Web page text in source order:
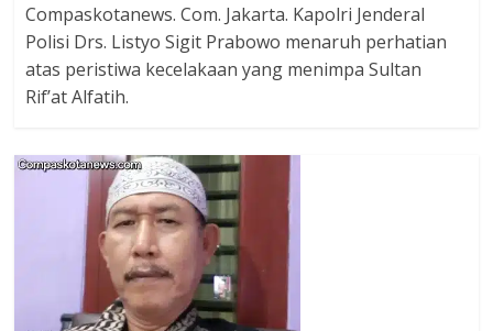
Compaskotanews. Com. Jakarta. Kapolri Jenderal
Polisi Drs. Listyo Sigit Prabowo menaruh perhatian
atas peristiwa kecelakaan yang menimpa Sultan
Rif’at Alfatih.